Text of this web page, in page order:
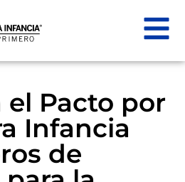
Pacto por
Infancia
de